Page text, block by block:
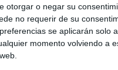
otorgar o negar su
no requerir de su
se aplicarán solo
momento volviendo a
solicitar el ingreso
por vía telemática,
Social (CAISS) se